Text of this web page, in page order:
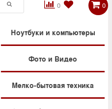
0

 0
Ноутбуки и компьютеры
Фото и Видео
Мелко-бытовая техника